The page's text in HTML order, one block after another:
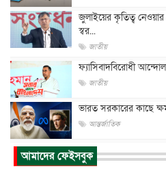
জুলাইয়ের কৃতিত্ব
স্বর...
জাতীয়
ফ্যাসিবাদবিরোধী
জাতীয়
ভারত সরকারের কাছে
আন্তর্জাতিক
আকাশে ট্রাম্পের
আন্তর্জাতিক
আমাদের ফেইসবুক